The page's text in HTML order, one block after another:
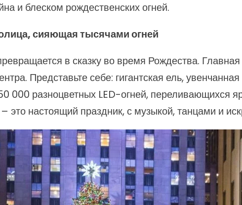
и блеском рождественских огней.
сияющая тысячами огней
в сказку во время Рождества. Главная
Представьте себе: гигантская ель,
000 разноцветных LED-огней, переливающихся
это настоящий праздник, с музыкой, танцами и